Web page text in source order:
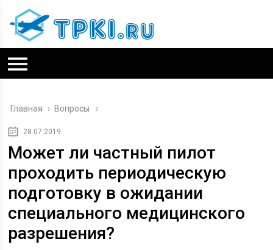
Главная › Вопросы
28.07.2019
Может ли частный пилот
проходить периодическую
подготовку в ожидании
специального медицинского
разрешения?